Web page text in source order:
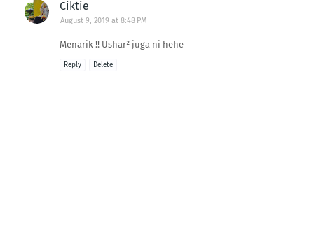
Ciktie
August 9, 2019 at 8:48 PM
Menarik !! Ushar² juga ni hehe
Reply Delete